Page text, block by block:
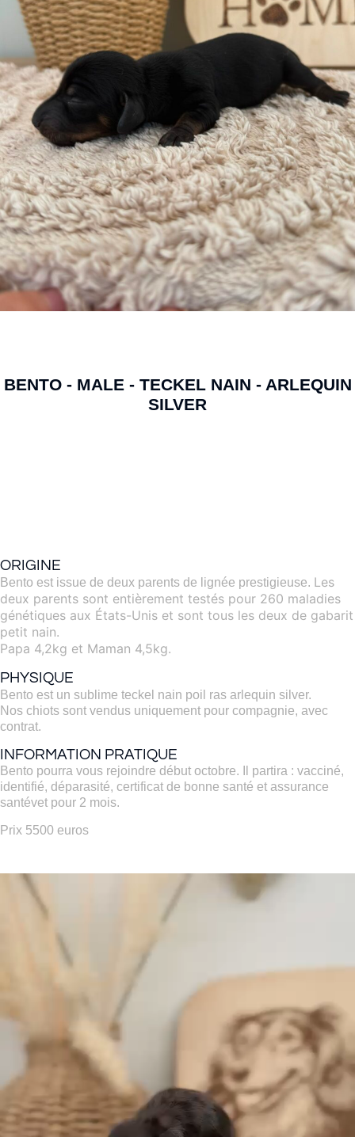
BENTO - MALE - TECKEL NAIN - ARLEQUIN
SILVER
ORIGINE
Bento est issue de deux parents de lignée prestigieuse. Les
deux parents sont entièrement testés pour 260 maladies
génétiques aux États-Unis et sont tous les deux de gabarit
petit nain.
Papa 4,2kg et Maman 4,5kg.
PHYSIQUE
Bento est un sublime teckel nain poil ras arlequin silver.
Nos chiots sont vendus uniquement pour compagnie, avec
contrat.
INFORMATION PRATIQUE
Bento pourra vous rejoindre début octobre. Il partira : vacciné,
identifié, déparasité, certificat de bonne santé et assurance
santévet pour 2 mois.
Prix 5500 euros